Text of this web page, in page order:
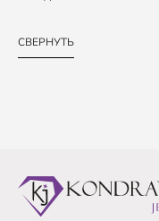
СВЕРНУТЬ